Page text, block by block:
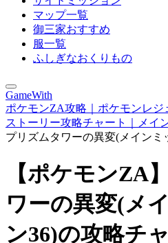
マップ一覧
御三家おすすめ
服一覧
ふしぎなおくりもの
GameWith
ポケモンZA攻略｜ポケモンレジ
ストーリー攻略チャート｜メイ
プリズムタワーの異変(メインミ
【ポケモンZA
ワーの異変(メ
ン36)の攻略チ